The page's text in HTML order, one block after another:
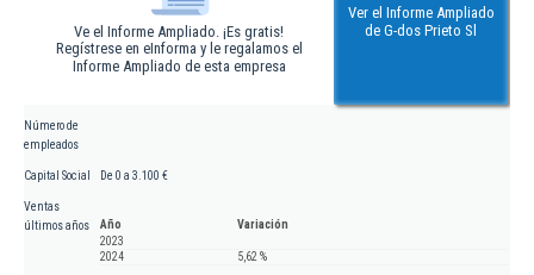
Ve el Informe Ampliado. ¡Es gratis!
Regístrese en eInforma y le regalamos el
Informe Ampliado de esta empresa
Ver el Informe Ampliado
de G-dos Prieto Sl
Número de
empleados
Capital Social De 0 a 3.100 €
Ventas
últimos años
Año
Variación
2023
2024
5,62 %